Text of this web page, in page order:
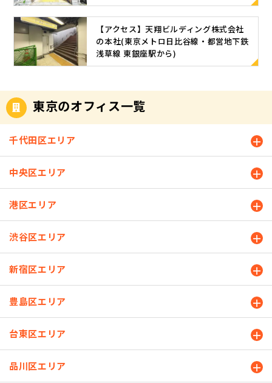
【アクセス】天翔ビルディング株式会社
の本社(東京メトロ日比谷線・都営地下鉄
浅草線 東銀座駅から)
東京のオフィス一覧
千代田区エリア
中央区エリア
港区エリア
渋谷区エリア
新宿区エリア
豊島区エリア
台東区エリア
品川区エリア